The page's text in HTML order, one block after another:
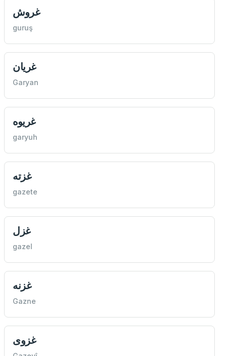
غروش
guruş
غريان
Garyan
غريوه
garyuh
غزته
gazete
غزل
gazel
غزنه
Gazne
غزوی